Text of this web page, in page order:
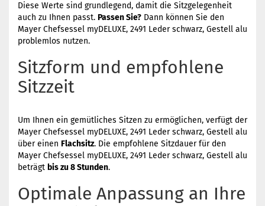
Diese Werte sind grundlegend, damit die Sitzgelegenheit
auch zu Ihnen passt. Passen Sie? Dann können Sie den
Mayer Chefsessel myDELUXE, 2491 Leder schwarz, Gestell alu
problemlos nutzen.
Sitzform und empfohlene
Sitzzeit
Um Ihnen ein gemütliches Sitzen zu ermöglichen, verfügt der
Mayer Chefsessel myDELUXE, 2491 Leder schwarz, Gestell alu
über einen Flachsitz. Die empfohlene Sitzdauer für den
Mayer Chefsessel myDELUXE, 2491 Leder schwarz, Gestell alu
beträgt bis zu 8 Stunden.
Optimale Anpassung an Ihre